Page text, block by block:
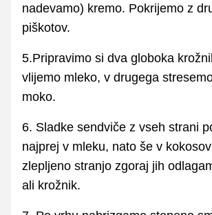
nadevamo) kremo. Pokrijemo z
piškotov.
5.Pripravimo si dva globoka
vlijemo mleko, v drugega
moko.
6. Sladke sendviče z vseh strani
najprej v mleku, nato še v
zlepljeno stranjo zgoraj jih
ali krožnik.